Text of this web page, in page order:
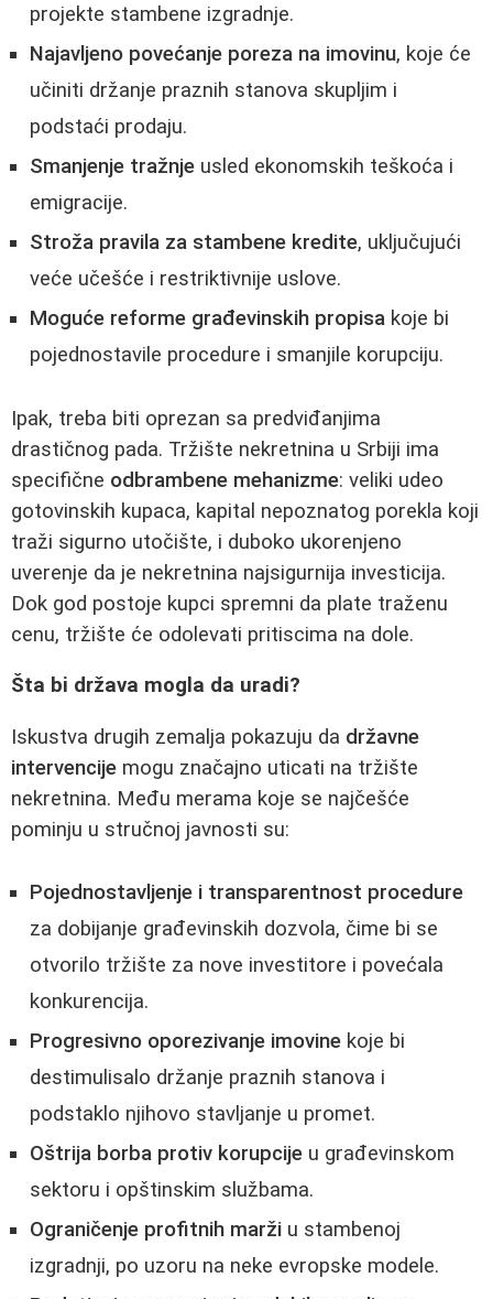
projekte stambene izgradnje.
Najavljeno povećanje poreza na imovinu, koje će
učiniti držanje praznih stanova skupljim i
podstaći prodaju.
Smanjenje tražnje usled ekonomskih teškoća i
emigracije.
Stroža pravila za stambene kredite, uključujući
veće učešće i restriktivnije uslove.
Moguće reforme građevinskih propisa koje bi
pojednostavile procedure i smanjile korupciju.
Ipak, treba biti oprezan sa predviđanjima
drastičnog pada. Tržište nekretnina u Srbiji ima
specifične odbrambene mehanizme: veliki udeo
gotovinskih kupaca, kapital nepoznatog porekla koji
traži sigurno utočište, i duboko ukorenjeno
uverenje da je nekretnina najsigurnija investicija.
Dok god postoje kupci spremni da plate traženu
cenu, tržište će odolevati pritiscima na dole.
Šta bi država mogla da uradi?
Iskustva drugih zemalja pokazuju da državne
intervencije mogu značajno uticati na tržište
nekretnina. Među merama koje se najčešće
pominju u stručnoj javnosti su:
Pojednostavljenje i transparentnost procedure
za dobijanje građevinskih dozvola, čime bi se
otvorilo tržište za nove investitore i povećala
konkurencija.
Progresivno oporezivanje imovine koje bi
destimulisalo držanje praznih stanova i
podstaklo njihovo stavljanje u promet.
Oštrija borba protiv korupcije u građevinskom
sektoru i opštinskim službama.
Ograničenje profitnih marži u stambenoj
izgradnji, po uzoru na neke evropske modele.